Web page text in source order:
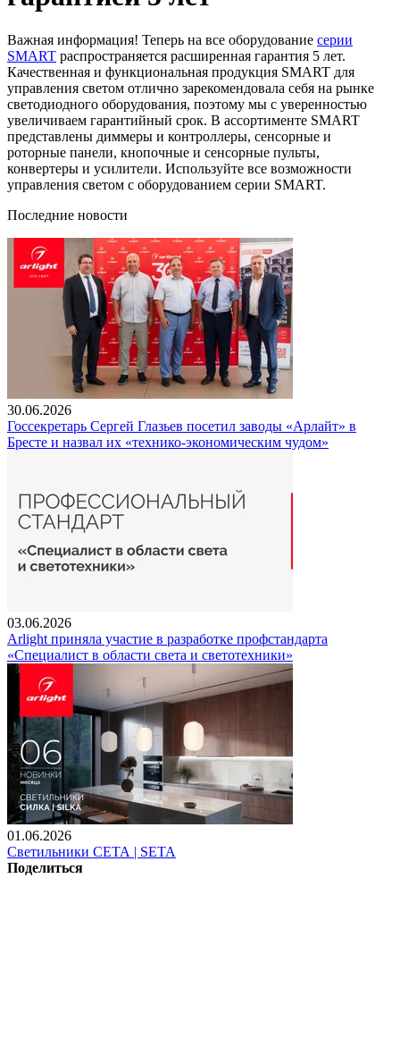
Важная информация! Теперь на все оборудование серии
SMART распространяется расширенная гарантия 5 лет.
Качественная и функциональная продукция SMART для
управления светом отлично зарекомендовала себя на рынке
светодиодного оборудования, поэтому мы с уверенностью
увеличиваем гарантийный срок. В ассортименте SMART
представлены диммеры и контроллеры, сенсорные и
роторные панели, кнопочные и сенсорные пульты,
конвертеры и усилители. Используйте все возможности
управления светом с оборудованием серии SMART.
Последние новости
30.06.2026
Госсекретарь Сергей Глазьев посетил заводы «Арлайт» в
Бресте и назвал их «технико-экономическим чудом»
03.06.2026
Arlight приняла участие в разработке профстандарта
«Специалист в области света и светотехники»
01.06.2026
Светильники СЕТА | SETA
Поделиться